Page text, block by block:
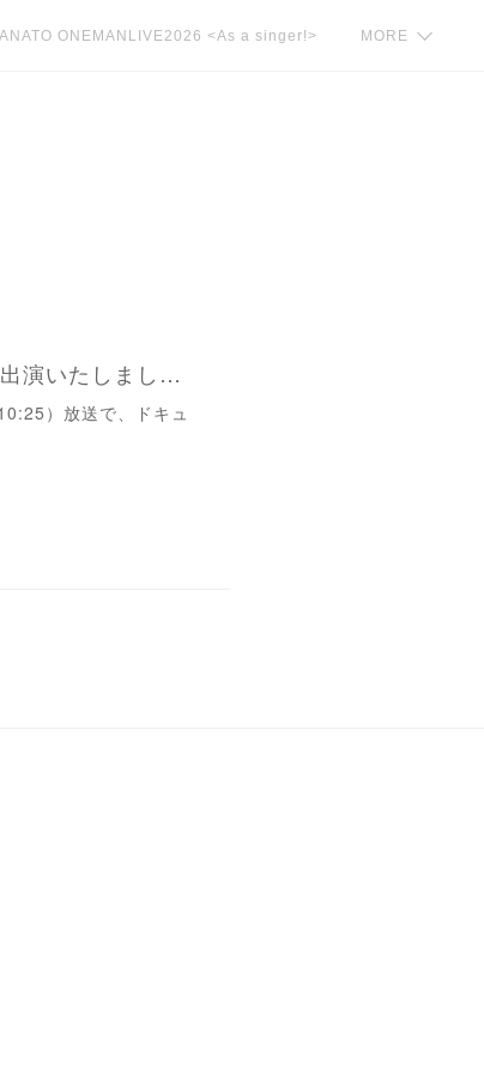
ONEMANLIVE2026 <As a singer!> MORE
日本テレビ「スッキリ!!」に出演いたしました！
）放送で、ドキュ